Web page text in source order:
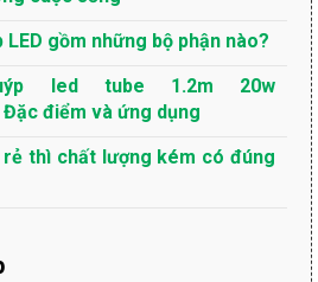
gồm những bộ phận nào?
led tube 1.2m 20w
điểm và ứng dụng
thì chất lượng kém có đúng